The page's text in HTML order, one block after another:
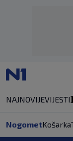
NAJNOVIJEVIJESTI
NogometKošarka